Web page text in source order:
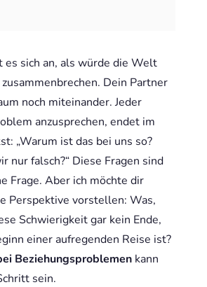
es sich an, als würde die Welt
Dein Partner
noch miteinander. Jeder
anzusprechen, endet im
„Warum ist das bei uns so?
nur falsch?“ Diese Fragen sind
Frage. Aber ich möchte dir
Perspektive vorstellen: Was,
Schwierigkeit gar kein Ende,
einer aufregenden Reise ist?
Beziehungsproblemenkann
sein.